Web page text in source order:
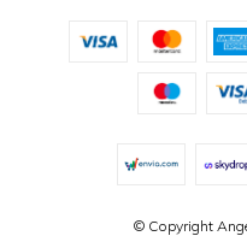
© Copyright